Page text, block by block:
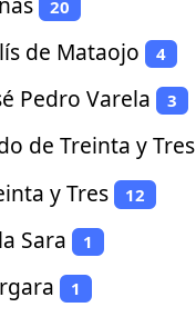
20
de Mataojo 4
Pedro Varela 3
de Treinta y Tres
y Tres 12
Sara 1
1